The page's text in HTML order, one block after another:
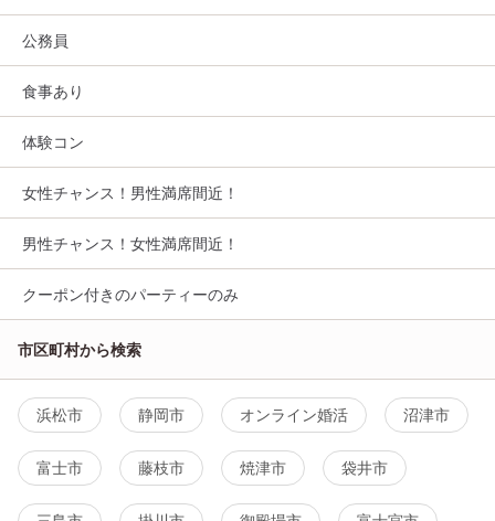
公務員
食事あり
体験コン
女性チャンス！男性満席間近！
男性チャンス！女性満席間近！
クーポン付きのパーティーのみ
市区町村から検索
浜松市 静岡市 オンライン婚活 沼津市
富士市 藤枝市 焼津市 袋井市